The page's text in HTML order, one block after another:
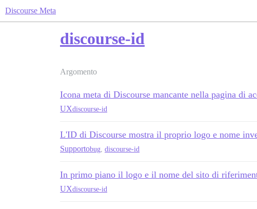
Discourse Meta
discourse-id
Argomento
Icona meta di Discourse mancante nella pagina di
UXdiscourse-id
L'ID di Discourse mostra il proprio logo e nome
Supportobug discourse-id
In primo piano il logo e il nome del sito di
UXdiscourse-id